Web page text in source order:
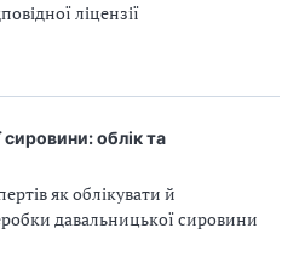
ліцензії
облік та
як облікувати й
давальницької сировини